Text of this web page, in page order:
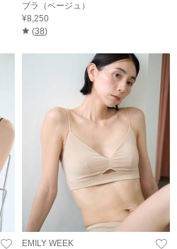
ブラ（ベージュ）
¥8,250
(38)
EMILY WEEK